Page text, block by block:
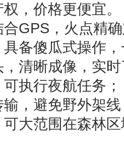
，价格更便宜。
GPS，火点精
备傻瓜式操作
清晰成像，实
执行夜航任务；
，避免野外架
大范围在森林